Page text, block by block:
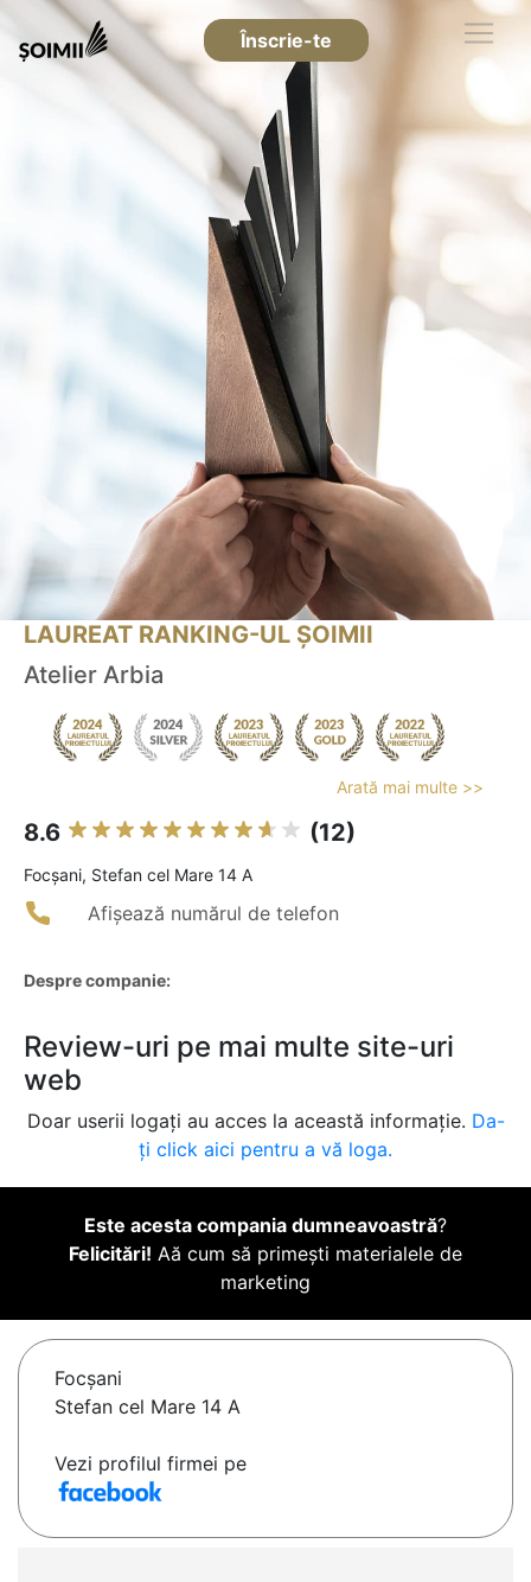
Înscrie-te
LAUREAT RANKING-UL ȘOIMII
Atelier Arbia
Arată mai multe >>
8.6 (12)
Focşani, Stefan cel Mare 14 A
Afișează numărul de telefon
Despre companie:
Review-uri pe mai multe site-uri
web
Doar userii logați au acces la această informație. Da-
ți click aici pentru a vă loga.
Este acesta compania dumneavoastră?
Felicitări! Aă cum să primești materialele de
marketing
Focşani
Stefan cel Mare 14 A
Vezi profilul firmei pe